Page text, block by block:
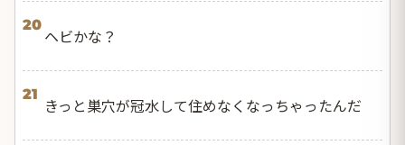
20
ヘビかな？
21
きっと巣穴が冠水して住めなくなっちゃったんだ